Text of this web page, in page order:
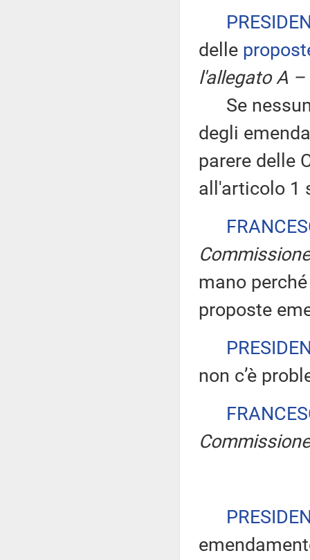
delle
l'allegato A
Se
degli
parere delle
all'articolo 1
Commissione
mano
proposte
non c’è
Commissione